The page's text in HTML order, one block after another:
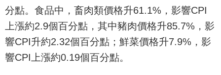
分點。食品中，畜肉類價格升61.1%，影響CPI
上漲約2.9個百分點，其中豬肉價格升85.7%，影
響CPI升約2.32個百分點；鮮菜價格升7.9%，影
響CPI上漲約0.19個百分點。